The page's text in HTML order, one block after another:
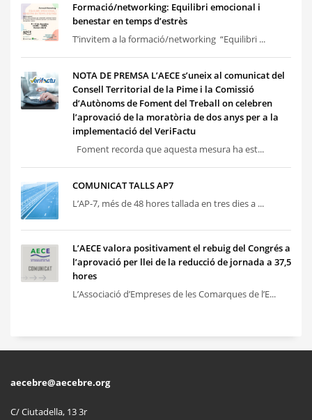
Formació/networking: Equilibri emocional i
benestar en temps d’estrès
T’invitem a la formació/networking “Equilibri ...
NOTA DE PREMSA L’AECE s’uneix al comunicat del
Consell Territorial de la Pime i la Comissió
d’Autònoms de Foment del Treball on celebren
l’aprovació de la moratòria de dos anys per a la
implementació del VeriFactu
Foment recorda que aquesta mesura ha est...
COMUNICAT TALLS AP7
L’AP-7, més de 48 hores tallada en tres dies a ...
L’AECE valora positivament el rebuig del Congrés a
l’aprovació per llei de la reducció de jornada a 37,5
hores
L’Associació d’Empreses de les Comarques de l’E...
aecebre@aecebre.org
C/ Ciutadella, 13 3r